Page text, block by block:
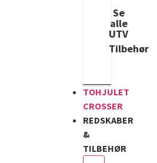
Se
alle
UTV
Tilbehør
TOHJULET
CROSSER
REDSKABER
&
TILBEHØR